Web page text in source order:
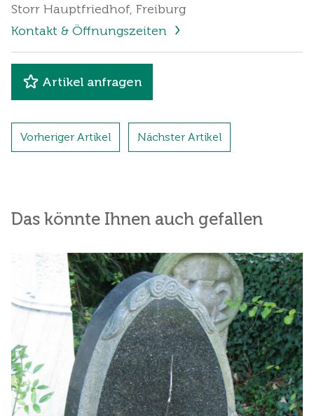
Storr Hauptfriedhof, Freiburg
Kontakt & Öffnungszeiten
Artikel anfragen
Vorheriger Artikel Nächster Artikel
Das könnte Ihnen auch gefallen